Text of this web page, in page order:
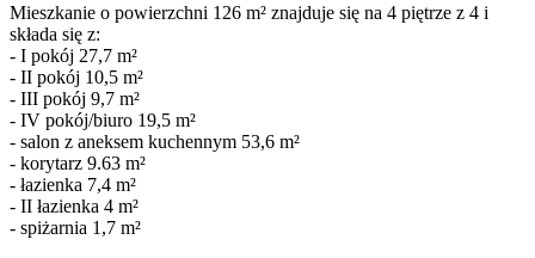
Mieszkanie o powierzchni 126 m² znajduje się na 4 piętrze z 4 i
składa się z:
- I pokój 27,7 m²
- II pokój 10,5 m²
- III pokój 9,7 m²
- IV pokój/biuro 19,5 m²
- salon z aneksem kuchennym 53,6 m²
- korytarz 9.63 m²
- łazienka 7,4 m²
- II łazienka 4 m²
- spiżarnia 1,7 m²